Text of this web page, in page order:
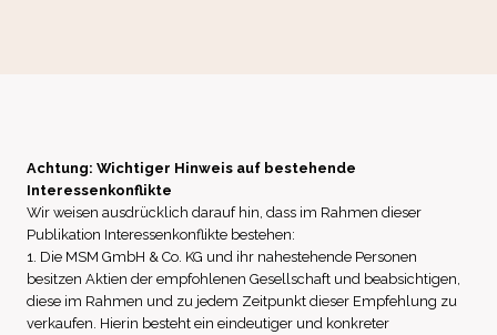
Achtung: Wichtiger Hinweis auf bestehende
Interessenkonflikte
Wir weisen ausdrücklich darauf hin, dass im Rahmen dieser
Publikation Interessenkonflikte bestehen:
1. Die MSM GmbH & Co. KG und ihr nahestehende Personen
besitzen Aktien der empfohlenen Gesellschaft und beabsichtigen,
diese im Rahmen und zu jedem Zeitpunkt dieser Empfehlung zu
verkaufen. Hierin besteht ein eindeutiger und konkreter